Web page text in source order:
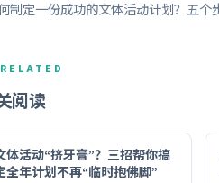
制定一份成功的文体活动计划？五
RELATED
阅读
体活动“挤牙膏”？三招帮你搞
全年计划不再“临时抱佛脚”